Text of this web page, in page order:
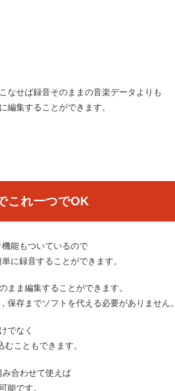
なせば録音そのままの音楽データよりも
編集することができます。
これ一つでOK
能もついているので
に録音することができます。
まま編集することができます。
保存までソフトを代える必要がありません。
でなく
むこともできます。
み合わせて使えば
能です。